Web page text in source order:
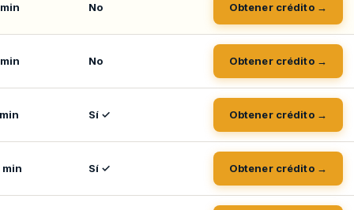
No Obtener crédito →
No Obtener crédito →
Sí ✓ Obtener crédito →
Sí ✓ Obtener crédito →